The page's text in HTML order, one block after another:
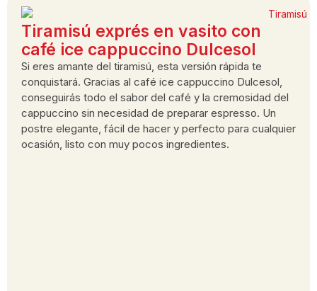
Tiramisú exprés en vasito con
café ice cappuccino Dulcesol
Si eres amante del tiramisú, esta versión rápida te
conquistará. Gracias al café ice cappuccino Dulcesol,
conseguirás todo el sabor del café y la cremosidad del
cappuccino sin necesidad de preparar espresso. Un
postre elegante, fácil de hacer y perfecto para cualquier
ocasión, listo con muy pocos ingredientes.